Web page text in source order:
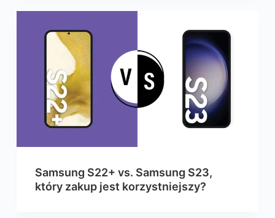
Samsung S22+ vs. Samsung S23,
który zakup jest korzystniejszy?